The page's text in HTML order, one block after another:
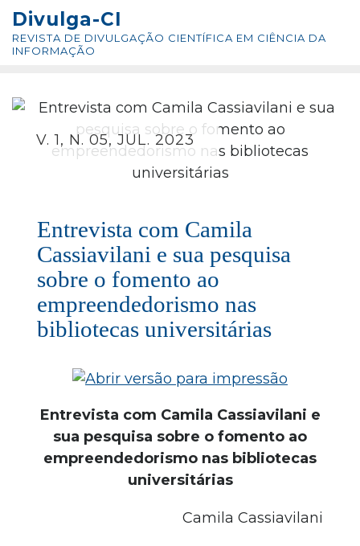
conteúdo
Skip
to
content
Divulga-CI
REVISTA DE DIVULGAÇÃO CIENTÍFICA EM CIÊNCIA DA
INFORMAÇÃO
V. 1, N. 05, JUL. 2023
Entrevista com Camila
Cassiavilani e sua pesquisa
sobre o fomento ao
empreendedorismo nas
bibliotecas universitárias
Entrevista com Camila Cassiavilani e
sua pesquisa sobre o fomento ao
empreendedorismo nas bibliotecas
universitárias
Camila Cassiavilani